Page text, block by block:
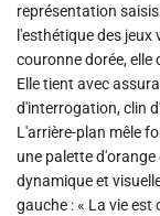
représentation
l'esthétique des
couronne dorée,
Elle tient avec
d'interrogation, clin
L'arrière-plan mêle
une palette
dynamique et
gauche : « La vie